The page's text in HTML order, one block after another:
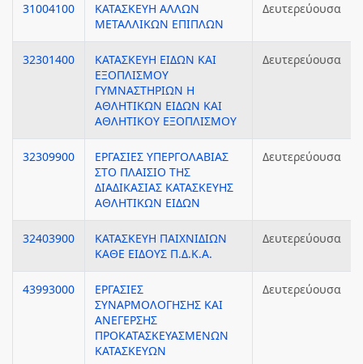
31004100
ΚΑΤΑΣΚΕΥΗ ΑΛΛΩΝ
ΜΕΤΑΛΛΙΚΩΝ ΕΠΙΠΛΩΝ
Δευτερεύουσα
32301400
ΚΑΤΑΣΚΕΥΗ ΕΙΔΩΝ ΚΑΙ
ΕΞΟΠΛΙΣΜΟΥ
ΓΥΜΝΑΣΤΗΡΙΩΝ Η
ΑΘΛΗΤΙΚΩΝ ΕΙΔΩΝ ΚΑΙ
ΑΘΛΗΤΙΚΟΥ ΕΞΟΠΛΙΣΜΟΥ
Δευτερεύουσα
32309900
ΕΡΓΑΣΙΕΣ ΥΠΕΡΓΟΛΑΒΙΑΣ
ΣΤΟ ΠΛΑΙΣΙΟ ΤΗΣ
ΔΙΑΔΙΚΑΣΙΑΣ ΚΑΤΑΣΚΕΥΗΣ
ΑΘΛΗΤΙΚΩΝ ΕΙΔΩΝ
Δευτερεύουσα
32403900
ΚΑΤΑΣΚΕΥΗ ΠΑΙΧΝΙΔΙΩΝ
ΚΑΘΕ ΕΙΔΟΥΣ Π.Δ.Κ.Α.
Δευτερεύουσα
43993000
ΕΡΓΑΣΙΕΣ
ΣΥΝΑΡΜΟΛΟΓΗΣΗΣ ΚΑΙ
ΑΝΕΓΕΡΣΗΣ
ΠΡΟΚΑΤΑΣΚΕΥΑΣΜΕΝΩΝ
ΚΑΤΑΣΚΕΥΩΝ
Δευτερεύουσα